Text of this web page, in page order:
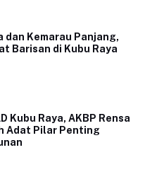
dan Kemarau Panjang,
Barisan di Kubu Raya
Kubu Raya, AKBP Rensa
Adat Pilar Penting